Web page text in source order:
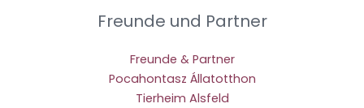
Freunde und Partner
Freunde & Partner
Pocahontasz Állatotthon
Tierheim Alsfeld